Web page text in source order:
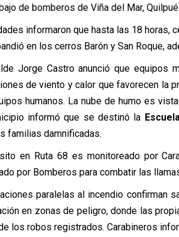
de bomberos de Viña del Mar,
informaron que hasta las 18 horas,
en los cerros Barón y San Roque,
Jorge Castro anunció que equipos
de viento y calor que favorecen la
humanos. La nube de humo es
informó que se destinó la
familias damnificadas.
en Ruta 68 es monitoreado por
por Bomberos para combatir las
paralelas al incendio confirman
en zonas de peligro, donde las
los robos registrados. Carabineros